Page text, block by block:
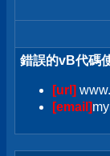
錯誤的vB代碼
[url]
[email]